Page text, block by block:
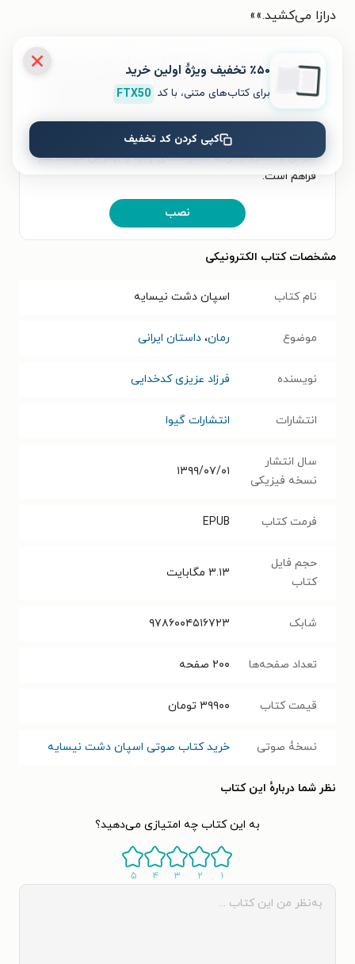
درازا می‌کشید.»»
برای تجربه‌ای بهتر در دانلود کتاب اسپان دشت نیسایه و
خواندن آن، اپلیکیشن طاقچه را به‌صورت رایگان نصب کنید.
در اپلیکیشن می‌توانید مطالعه‌ی خود را شخصی‌سازی کنید
و لذت خواندن و شنیدن کتاب‌ها را همیشه و همه‌جا تجربه
کنید. علاوه‌بر دسترسی آسان، امکان خرید هزاران کتاب
صوتی و الکترونیکی با تخفیف‌های ویژه و بهترین قیمت هم
فراهم است.
نصب
مشخصات کتاب الکترونیکی
نام کتاب اسپان دشت نیسایه
موضوع رمان، داستان ایرانی
نویسنده فرزاد عزیزی کدخدایی
انتشارات انتشارات گیوا
سال انتشار
نسخه فیزیکی
۱۳۹۹/۰۷/۰۱
فرمت کتاب EPUB
حجم فایل
کتاب
۳.۱۳ مگابایت
شابک ۹۷۸۶۰۰۴۵۱۶۷۲۳
تعداد صفحه‌ها ۲۰۰ صفحه
قیمت کتاب ۳۹۹۰۰ تومان
نسخۀ صوتی خرید کتاب صوتی اسپان دشت نیسایه
نظر شما دربارهٔ این کتاب
به این کتاب چه امتیازی می‌دهید؟
۱ ۲ ۳ ۴ ۵
٪۵۰ تخفیف ویژۀ اولین خرید
برای کتاب‌های متنی، با کد FTX50
کپی کردن کد تخفیف